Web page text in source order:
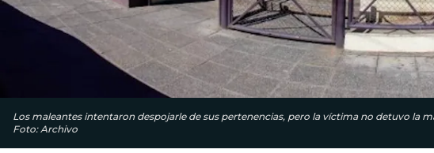
Los maleantes intentaron despojarle de sus pertenencias, pero la víctima no detuvo la
Foto: Archivo